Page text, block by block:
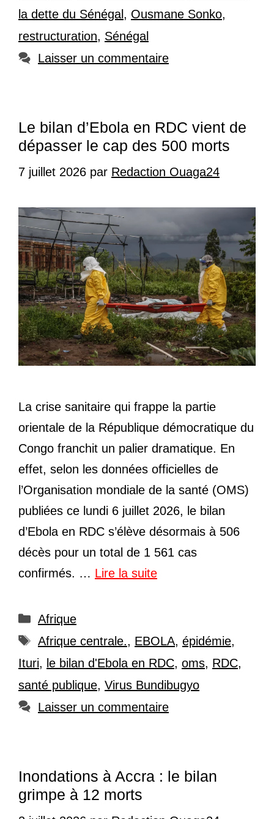
la dette du Sénégal , Ousmane Sonko,
restructuration, Sénégal
Laisser un commentaire
Le bilan d’Ebola en RDC vient de
dépasser le cap des 500 morts
7 juillet 2026 par Redaction Ouaga24
La crise sanitaire qui frappe la partie
orientale de la République démocratique du
Congo franchit un palier dramatique. En
effet, selon les données officielles de
l’Organisation mondiale de la santé (OMS)
publiées ce lundi 6 juillet 2026, le bilan
d’Ebola en RDC s’élève désormais à 506
décès pour un total de 1 561 cas
confirmés. … Lire la suite
Catégories
Afrique
Étiquettes
Afrique centrale., EBOLA, épidémie,
Ituri, le bilan d'Ebola en RDC, oms, RDC,
santé publique, Virus Bundibugyo
Laisser un commentaire
Inondations à Accra : le bilan
grimpe à 12 morts